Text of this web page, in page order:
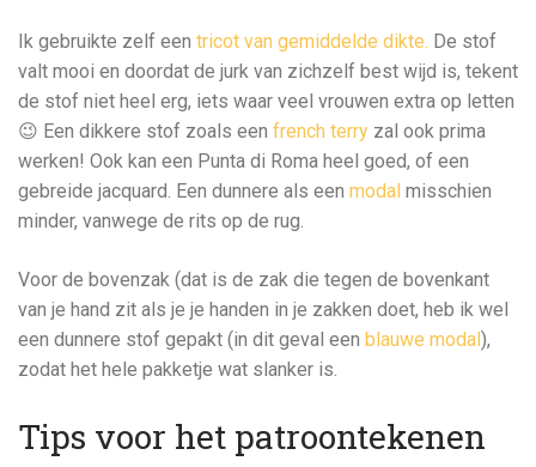
Ik gebruikte zelf een tricot van gemiddelde dikte. De stof
valt mooi en doordat de jurk van zichzelf best wijd is, tekent
de stof niet heel erg, iets waar veel vrouwen extra op letten
😉 Een dikkere stof zoals een french terry zal ook prima
werken! Ook kan een Punta di Roma heel goed, of een
gebreide jacquard. Een dunnere als een modal misschien
minder, vanwege de rits op de rug.
Voor de bovenzak (dat is de zak die tegen de bovenkant
van je hand zit als je je handen in je zakken doet, heb ik wel
een dunnere stof gepakt (in dit geval een blauwe modal),
zodat het hele pakketje wat slanker is.
Tips voor het patroontekenen